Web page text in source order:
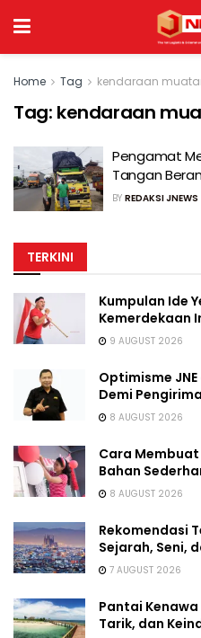
Home Tag kendaraan
Tag: kendaraan
Pengamat
Tangan
BY REDAKSI JNEWS
TERKINI
Kumpulan Ide
Kemerdekaan
9 AUGUST 2026
Optimisme JNE
Demi
8 AUGUST 2026
Cara
Bahan
8 AUGUST 2026
Rekomendasi
Sejarah, Seni,
7 AUGUST 2026
Pantai
Tarik, dan